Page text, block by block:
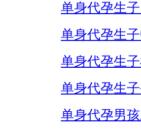
单身代孕生
单身代孕生
单身代孕生
单身代孕生子
单身代孕男